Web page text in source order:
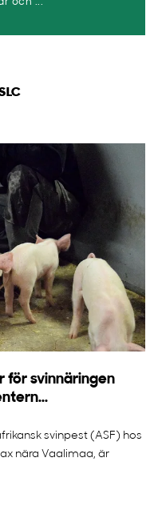
för svinnäringen
svinpest (ASF) hos
nära Vaalimaa, är